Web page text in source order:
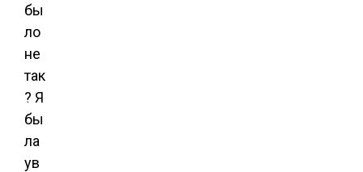
бы
ло
не
так
? Я
бы
ла
ув